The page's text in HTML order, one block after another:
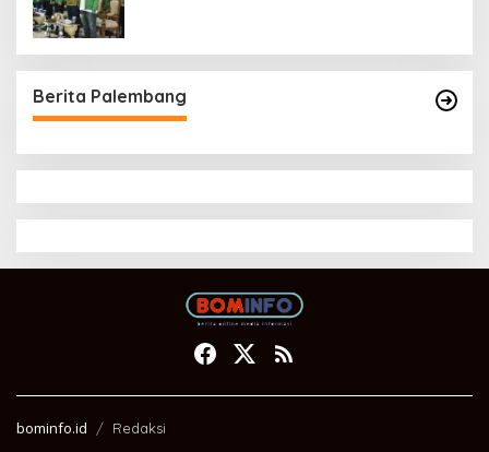
Berita Palembang
bominfo.id Redaksi